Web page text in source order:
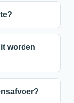
worden